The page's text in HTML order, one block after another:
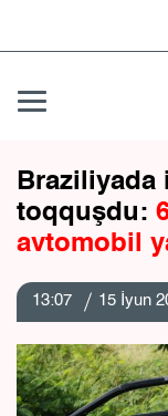
Braziliyada
toqquşdu:
avtomobil
13:07 15 İyun